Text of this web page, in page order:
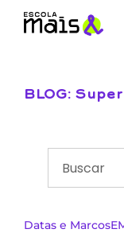
BLOG:
Datas e Marcos